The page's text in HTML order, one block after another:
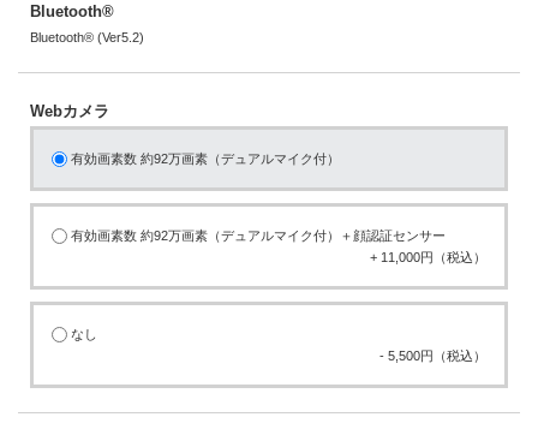
Bluetooth®
Bluetooth® (Ver5.2)
Webカメラ
有効画素数 約92万画素（デュアルマイク付）
有効画素数 約92万画素（デュアルマイク付）＋顔認証センサー
+ 11,000円（税込）
なし
- 5,500円（税込）